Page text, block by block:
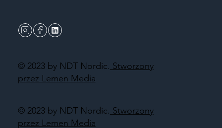
© 2023 by NDT Nordic. Stworzony
przez Lemen Media
© 2023 by NDT Nordic. Stworzony
przez Lemen Media